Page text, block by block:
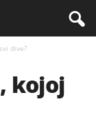
dive?
kojoj